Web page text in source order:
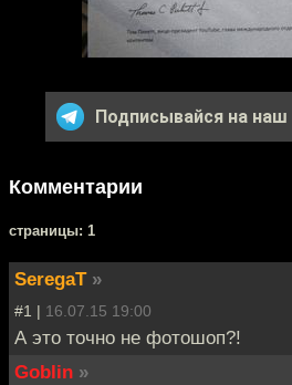
Подписывайся на наш
Комментарии
cтраницы: 1
SeregaT »
#1 | 16.07.15 19:00
А это точно не фотошоп?!
Goblin »